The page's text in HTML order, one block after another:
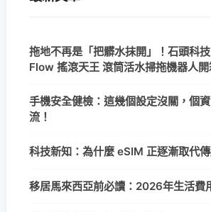
拖地不再是「把髒水抹開」！石頭科
Flow 搖滾天王 滾筒活水掃拖機器人開
手機安全健檢：這幾個設定沒關，個
流！
科技新知：為什麼 eSIM 正逐漸取代
移居馬來西亞前必讀：2026年生活費